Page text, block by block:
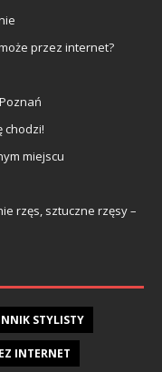
przez internet?
chodzi!
miejscu
rzęs, sztuczne rzęsy –
STYLISTY
INTERNET